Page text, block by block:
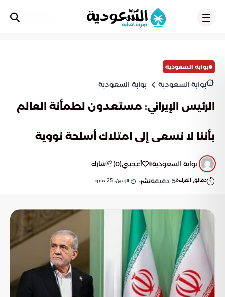
بوابة السعودية
بوابة السعودية بوابة السعودية
الرئيس الإيراني: مستعدون لطمأنة العالم
بأننا لا نسعى إلى امتلاك أسلحة نووية
بوابة السعودية أعجبني(
0
) شارك
دقائق القراءة5 دقيقةنشر: الإثنين, 25 مايو